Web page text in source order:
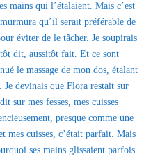
mains qui l’étalaient. Mais c’est
qu’il serait préférable de
éviter de le tâcher. Je soupirais
dit, aussitôt fait. Et ce sont
le massage de mon dos, étalant
devinais que Flora restait sur
sur mes fesses, mes cuisses
presque comme une
mes cuisses, c’était parfait. Mais
ses mains glissaient parfois